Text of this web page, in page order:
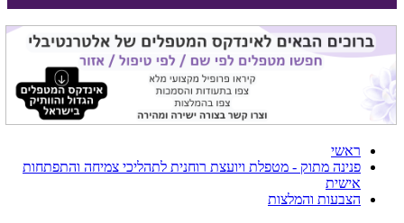
ראשי
פנינה מתוק - מטפלת ויועצת רוחנית לתהליכי צמיחה והתפתחות
אישית
הצבעות והמלצות